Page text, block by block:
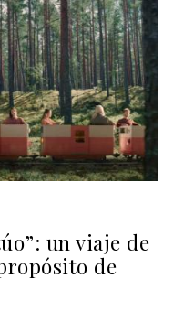
un viaje de
de